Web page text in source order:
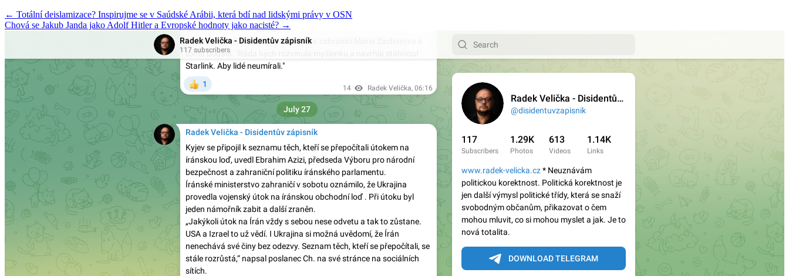
Post
navigation
← Totální deislamizace? Inspirujme se v Saúdské Arábii, která bdí nad lidskými právy v OSN
Chová se Jakub Janda jako Adolf Hitler a Evropské hodnoty jako nacisté? →